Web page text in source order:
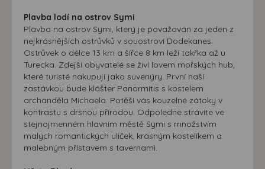
Plavba lodí na ostrov Symi
Plavba na ostrov Symi, který je považován za jeden z
nejkrásnějších ostrůvků v souostroví Dodekanes.
Ostrůvek o délce 13 km a šířce 8 km leží takřka až u
Turecka. Zdejší obyvatelé se živí lovem mořských hub,
které turisté nakupují jako suvenýry. První naší
zastávkou bude klášter Panormitis s kostelem
archanděla Michaela. Potěší vás kouzelné zátoky v
kontrastu s drsnou přírodou. Odpoledne strávíte ve
stejnojmenném hlavním městě Symi s množstvím
malých romantických uliček, krásným kostelíkem a
malebným přístavem s tavernami.